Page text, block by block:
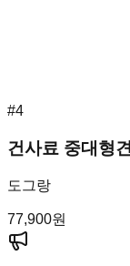
#4
건사료 중대형
도그랑
77,900원